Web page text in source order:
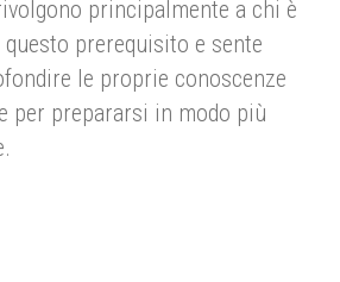
principalmente a chi è
prerequisito e sente
le proprie conoscenze
per prepararsi in modo più